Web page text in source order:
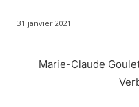
31 janvier 2021
Marie-Claude